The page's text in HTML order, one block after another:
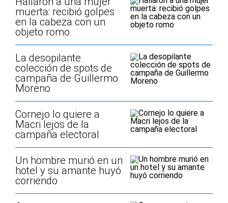
muerta: recibió golpes
en la cabeza con un
objeto romo
La desopilante
colección de spots de
campaña de Guillermo
Moreno
Cornejo lo quiere a
Macri lejos de la
campaña electoral
Un hombre murió en un
hotel y su amante huyó
corriendo